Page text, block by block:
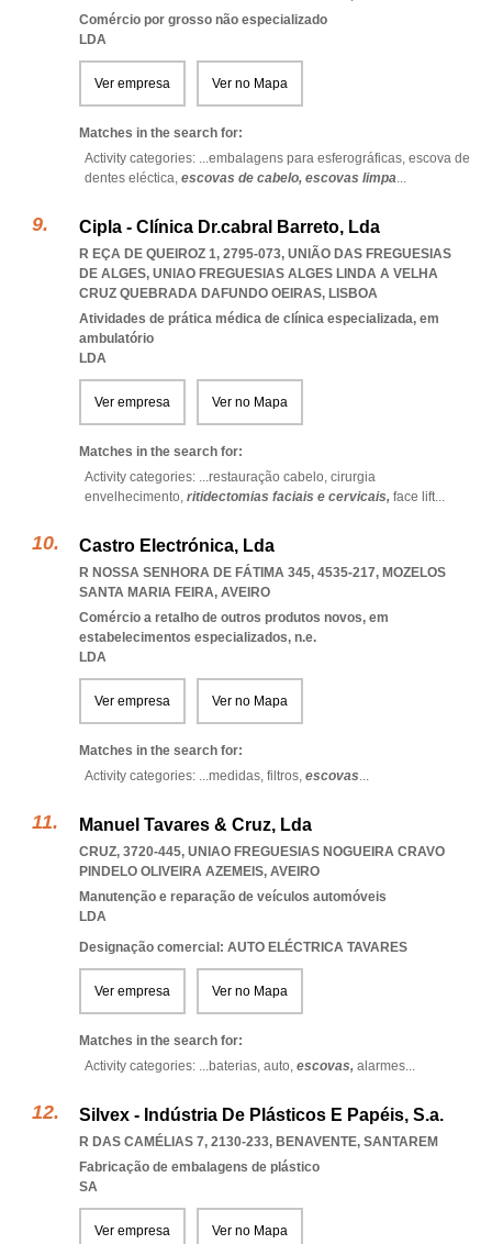
Comércio por grosso não especializado
LDA
Ver empresa Ver no Mapa
Matches in the search for:
Activity categories: ...embalagens para esferográficas, escova de
dentes eléctica, escovas de cabelo, escovas limpa...
Cipla - Clínica Dr.cabral Barreto, Lda
R EÇA DE QUEIROZ 1, 2795-073, UNIÃO DAS FREGUESIAS
DE ALGES, UNIAO FREGUESIAS ALGES LINDA A VELHA
CRUZ QUEBRADA DAFUNDO OEIRAS, LISBOA
Atividades de prática médica de clínica especializada, em
ambulatório
LDA
Ver empresa Ver no Mapa
Matches in the search for:
Activity categories: ...restauração cabelo, cirurgia
envelhecimento, ritidectomias faciais e cervicais, face lift...
Castro Electrónica, Lda
R NOSSA SENHORA DE FÁTIMA 345, 4535-217, MOZELOS
SANTA MARIA FEIRA, AVEIRO
Comércio a retalho de outros produtos novos, em
estabelecimentos especializados, n.e.
LDA
Ver empresa Ver no Mapa
Matches in the search for:
Activity categories: ...medidas, filtros, escovas...
Manuel Tavares & Cruz, Lda
CRUZ, 3720-445, UNIAO FREGUESIAS NOGUEIRA CRAVO
PINDELO OLIVEIRA AZEMEIS, AVEIRO
Manutenção e reparação de veículos automóveis
LDA
Designação comercial: AUTO ELÉCTRICA TAVARES
Ver empresa Ver no Mapa
Matches in the search for:
Activity categories: ...baterias, auto, escovas, alarmes...
Silvex - Indústria De Plásticos E Papéis, S.a.
R DAS CAMÉLIAS 7, 2130-233, BENAVENTE, SANTAREM
Fabricação de embalagens de plástico
SA
Ver empresa Ver no Mapa